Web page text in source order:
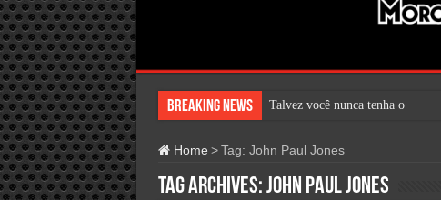
Breaking News Talvez você nunca tenha ouvido
Home > Tag: John Paul Jones
Tag Archives:John Paul Jones